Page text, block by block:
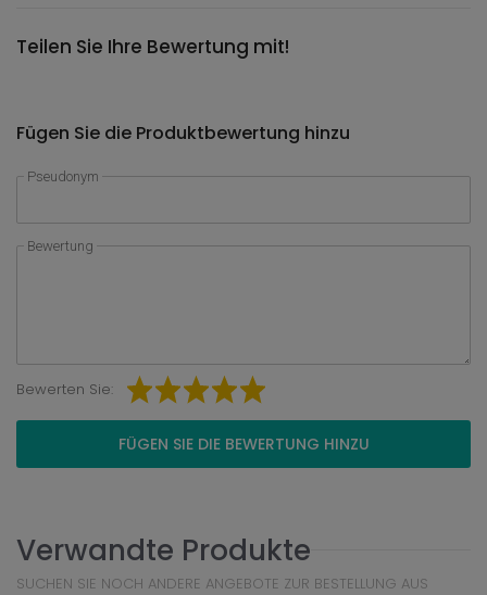
Teilen Sie Ihre Bewertung mit!
Fügen Sie die Produktbewertung hinzu
Pseudonym
Bewertung
Bewerten Sie:
FÜGEN SIE DIE BEWERTUNG HINZU
Verwandte Produkte
SUCHEN SIE NOCH ANDERE ANGEBOTE ZUR BESTELLUNG AUS